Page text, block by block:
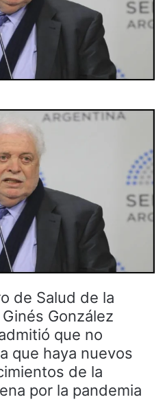
de Salud de la
González
que no
que haya nuevos
de la
por la pandemia